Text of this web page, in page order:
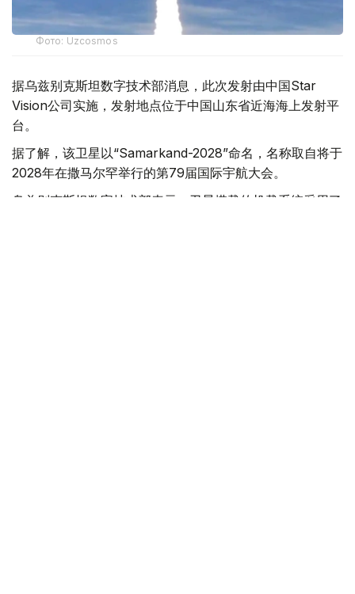
Фото: Uzcosmos
据乌兹别克斯坦数字技术部消息，此次发射由中国Star
Vision公司实施，发射地点位于中国山东省近海海上发射平
台。
据了解，该卫星以“Samarkand-2028”命名，名称取自将于
2028年在撒马尔罕举行的第79届国际宇航大会。
乌兹别克斯坦数字技术部表示，卫星搭载的机载系统采用了